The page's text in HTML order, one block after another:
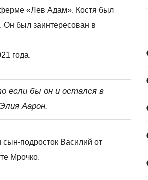
ферме «Лев Адам». Костя был
Он был заинтересован в
года.
если бы он и остался в
Аарон.
сын-подросток Василий от
Мрочко.